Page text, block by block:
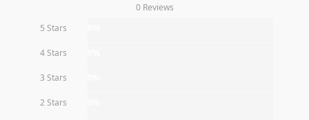
0 Reviews
5 Stars
4 Stars
3 Stars
2 Stars